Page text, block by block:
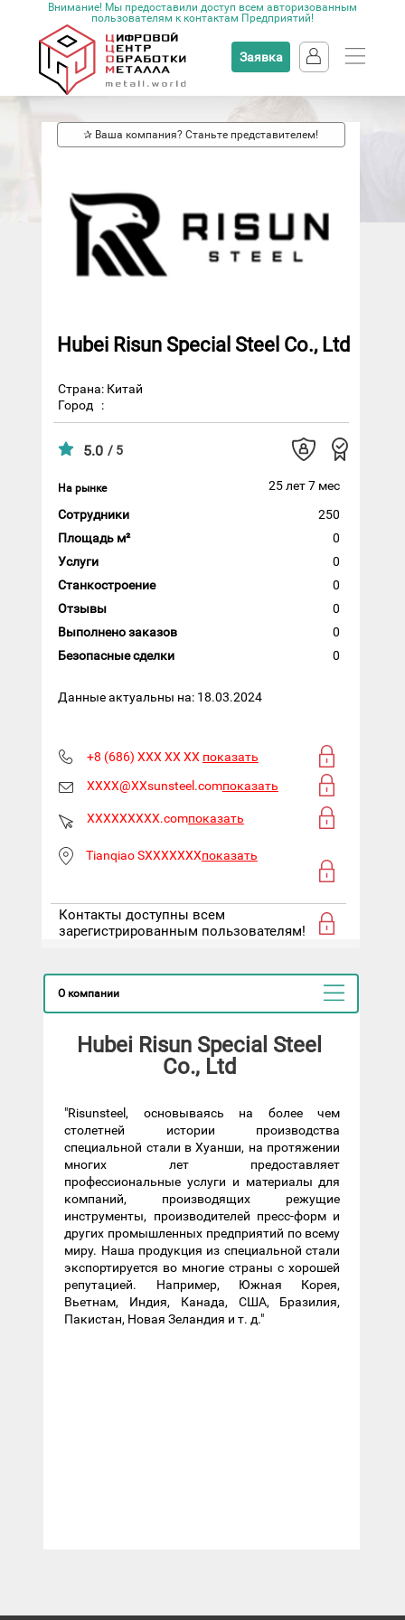
Внимание! Мы предоставили доступ всем авторизованным
пользователям к контактам Предприятий!
Заявка
✰ Ваша компания? Станьте представителем!
Hubei Risun Special Steel Co., Ltd
Страна: Китай
Город
:
5.0 / 5
На рынке
25 лет 7 мес
Сотрудники
250
Площадь м²
0
Услуги
0
Станкостроение
0
Отзывы
0
Выполнено заказов
0
Безопасные сделки
0
Данные актуальны на: 18.03.2024
+8 (686) XXX XX XX показать
XXXX@XXsunsteel.comпоказать
XXXXXXXXX.comпоказать
Tianqiao SXXXXXXXпоказать
Контакты доступны всем
зарегистрированным пользователям!
О компании
Hubei Risun Special Steel
Co., Ltd
"Risunsteel, основываясь на более чем
столетней истории производства
специальной стали в Хуанши, на протяжении
многих лет предоставляет
профессиональные услуги и материалы для
компаний, производящих режущие
инструменты, производителей пресс-форм и
других промышленных предприятий по всему
миру. Наша продукция из специальной стали
экспортируется во многие страны с хорошей
репутацией. Например, Южная Корея,
Вьетнам, Индия, Канада, США, Бразилия,
Пакистан, Новая Зеландия и т. д."